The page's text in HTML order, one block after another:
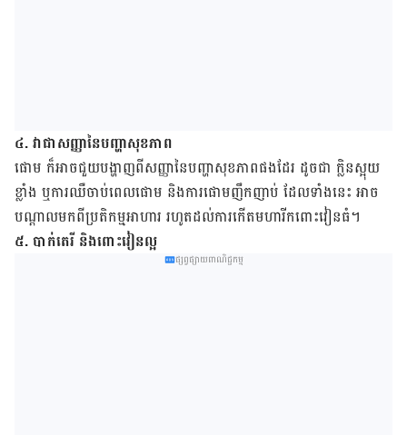
៤. វាជាសញ្ញានៃបញ្ហា​សុខភាព
ផោម ក៏អាច​ជួយ​បង្ហាញ​ពីសញ្ញា​នៃ​បញ្ហា​សុខភាព​ផងដែរ ដូចជា ​ក្លិន​ស្អុយ​
ខ្លាំង ឬ​ការឈឺចាប់​ពេល​ផោម និង​ការ​ផោមញឹកញាប់ ដែល​ទាំងនេះ អាច
បណ្ដាល​មកពី​ប្រតិកម្ម​អាហារ រហូត​ដល់ការ​កើត​​មហារីក​ពោះវៀនធំ។
៥. បាក់តេរី និង​ពោះវៀនល្អ
ផ្សព្វផ្សាយពាណិជ្ជកម្ម